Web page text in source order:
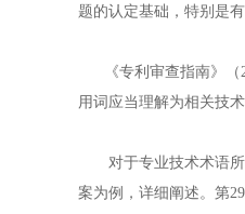
题的认定基础，特别是
《专利审查指南》（
用词应当理解为相关技
对于专业技术术语所
案为例，详细阐述。第